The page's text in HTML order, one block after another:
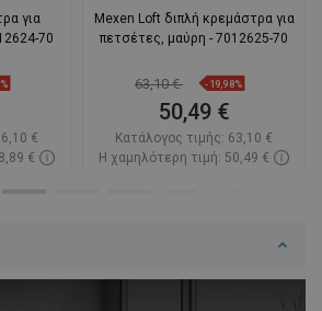
για
70
€
€
Mexen Loft διπλή κρεμάστρα για
πετσέτες, μαύρη - 7012625-70
63,10 € -19,98%
50,49 €
Κατάλογος τιμής: 63,10 €
Η χαμηλότερη τιμή: 50,49 €